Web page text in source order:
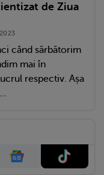
de Ziua
când sărbătorim
mai în
respectiv. Așa